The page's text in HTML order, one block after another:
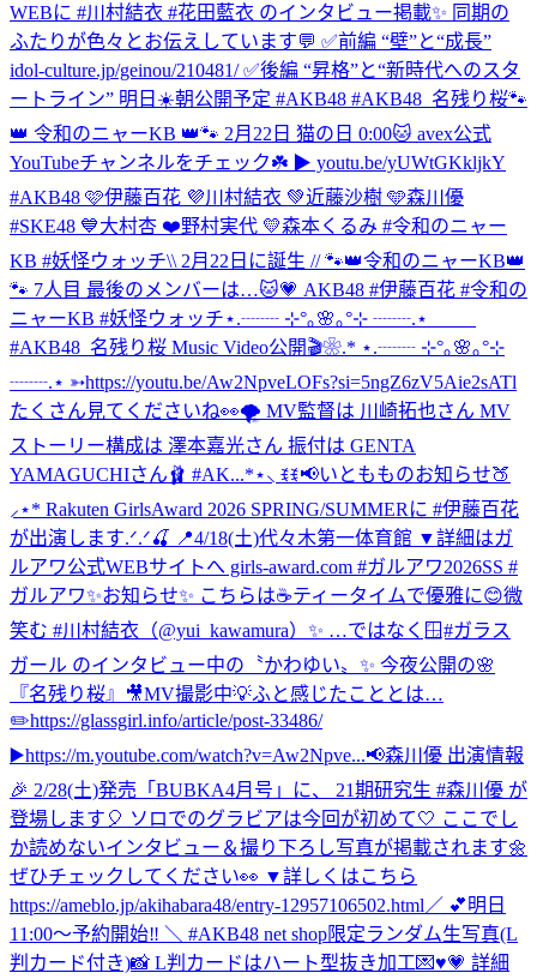
WEBに #川村結衣 #花田藍衣 のインタビュー掲載✨ 同期の
ふたりが色々とお伝えしています💬 ✅前編 “壁”と“成長”
idol-culture.jp/geinou/210481/ ✅後編 “昇格”と“新時代へのスタ
ートライン” 明日☀️朝公開予定 #AKB48 #AKB48_名残り桜🐾
👑 令和のニャーKB 👑🐾 2月22日 猫の日 0:00🐱 avex公式
YouTubeチャンネルをチェック☘️ ▶︎ youtu.be/yUWtGKkljkY
#AKB48 🩷伊藤百花 💜川村結衣 💚近藤沙樹 🩵森川優
#SKE48 💙大村杏 ❤️野村実代 💛森本くるみ #令和のニャー
KB #妖怪ウォッチ\\ 2月22日に誕生 // 🐾👑令和のニャーKB👑
🐾 7人目 最後のメンバーは…🐱💗 AKB48 #伊藤百花 #令和の
ニャーKB #妖怪ウォッチ⋆.┈┈ ⊹°｡🌸｡°⊹ ┈┈.⋆
#AKB48_名残り桜 Music Video公開🎬❀.* ⋆.┈┈ ⊹°｡🌸｡°⊹
┈┈.⋆ ➳https://youtu.be/Aw2NpveLOFs?si=5ngZ6zV5Aie2sATl
たくさん見てくださいね👀🌪️ MV監督は 川崎拓也さん MV
ストーリー構成は 澤本嘉光さん 振付は GENTA
YAMAGUCHIさん🩰 #AK...*⋆⸜ ꉂꉂ📢いともものお知らせ🍑
⸝⋆* Rakuten GirlsAward 2026 SPRING/SUMMERに #伊藤百花
が出演します.ᐟ.ᐟ🍒 📍4/18(土)代々木第一体育館 ▼詳細はガ
ルアワ公式WEBサイトへ girls-award.com #ガルアワ2026SS #
ガルアワ✨お知らせ✨ こちらは☕️ティータイムで優雅に😊微
笑む #川村結衣（@yui_kawamura）✨ …ではなく🪟#ガラス
ガール のインタビュー中の〝かわゆい〟✨ 今夜公開の🌸
『名残り桜』🎥MV撮影中💡ふと感じたこととは…
✏️https://glassgirl.info/article/post-33486/
▶️https://m.youtube.com/watch?v=Aw2Npve...📢森川優 出演情報
🎉 2/28(土)発売「BUBKA4月号」に、 21期研究生 #森川優 が
登場します🎈 ソロでのグラビアは今回が初めて🤍 ここでし
か読めないインタビュー＆撮り下ろし写真が掲載されます🌼
ぜひチェックしてください👀 ▼詳しくはこちら
https://ameblo.jp/akihabara48/entry-12957106502.html ／ 💕明日
11:00～予約開始‼️ ＼ #AKB48 net shop限定ランダム生写真(L
判カード付き)📸 L判カードはハート型抜き加工💌♥💗 詳細